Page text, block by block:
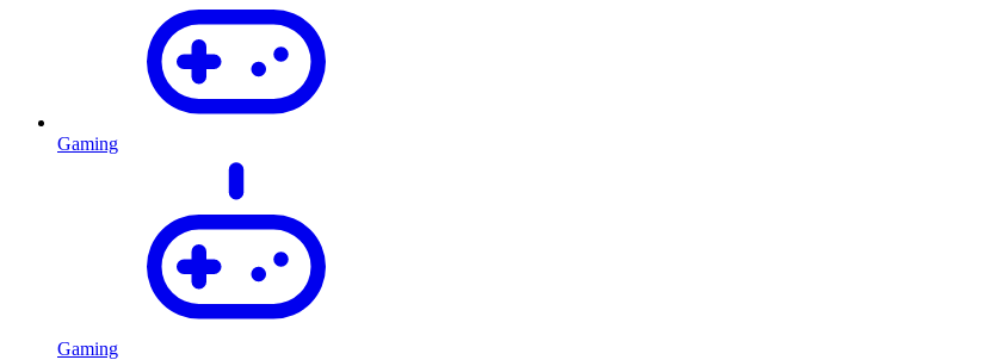
Gaming
Gaming